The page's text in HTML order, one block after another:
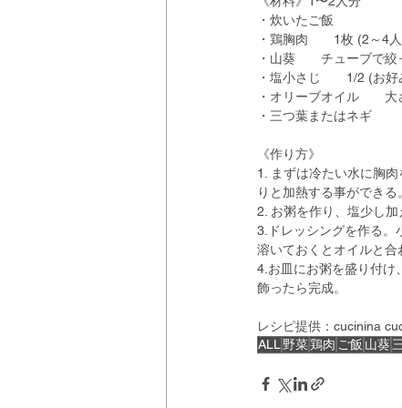
・炊いたご飯
・鶏胸肉　　1枚 (2～4
・山葵　　チューブで
・塩小さじ　　1/2 (お好
・オリーブオイル　　大
・三つ葉またはネギ
《作り方》
1. まずは冷たい水に胸
りと加熱する事ができる。
2. お粥を作り、塩少し加
3.ドレッシングを作る。
溶いておくとオイルと合
4.お皿にお粥を盛り付け
飾ったら完成。
レシピ提供：cucinina
ALL 野菜鶏肉 ご飯 山葵